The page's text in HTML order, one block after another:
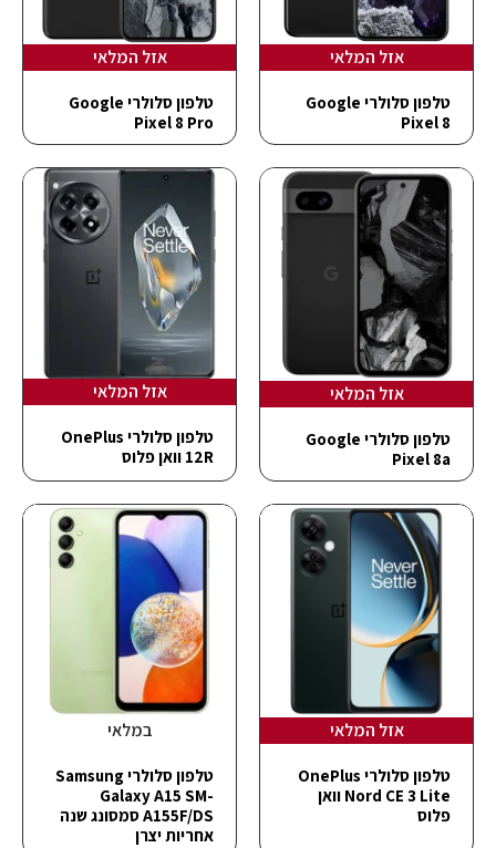
אזל המלאי
טלפון סלולרי Google
Pixel 8
אזל המלאי
טלפון סלולרי Google
Pixel 8 Pro
אזל המלאי
טלפון סלולרי Google
Pixel 8a
אזל המלאי
טלפון סלולרי OnePlus
12R וואן פלוס
אזל המלאי
טלפון סלולרי OnePlus
Nord CE 3 Lite וואן
פלוס
במלאי
טלפון סלולרי Samsung
Galaxy A15 SM-
A155F/DS סמסונג שנה
אחריות יצרן